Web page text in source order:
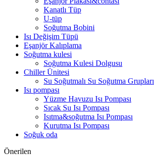
Kanatlı Tüp
U-tüp
Soğutma Bobini
Isı Değişim Tüpü
Eşanjör Kalıplama
Soğutma kulesi
Soğutma Kulesi Dolgusu
Chiller Ünitesi
Su Soğutmalı Su Soğutma Grupları
Isı pompası
Yüzme Havuzu Isı Pompası
Sıcak Su Isı Pompası
Isıtma&soğutma Isı Pompası
Kurutma Isı Pompası
Soğuk oda
Önerilen